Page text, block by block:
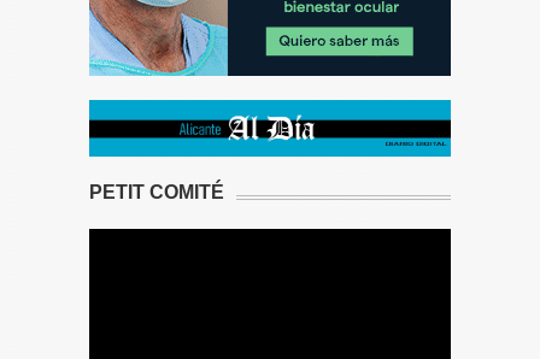
PETIT COMITÉ